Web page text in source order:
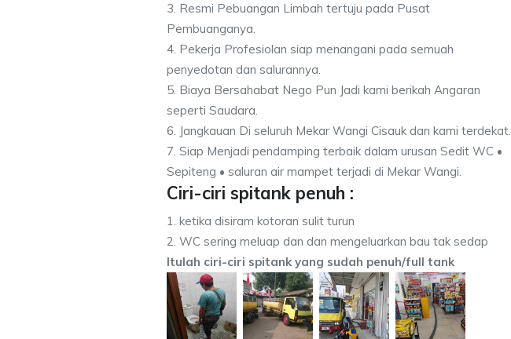
3. Resmi Pebuangan Limbah tertuju pada Pusat
Pembuanganya.
4. Pekerja Profesiolan siap menangani pada semuah
penyedotan dan salurannya.
5. Biaya Bersahabat Nego Pun Jadi kami berikah Angaran
seperti Saudara.
6. Jangkauan Di seluruh Mekar Wangi Cisauk dan kami terdekat.
7. Siap Menjadi pendamping terbaik dalam urusan Sedit WC •
Sepiteng • saluran air mampet terjadi di Mekar Wangi.
Ciri-ciri spitank penuh :
1. ketika disiram kotoran sulit turun
2. WC sering meluap dan dan mengeluarkan bau tak sedap
Itulah ciri-ciri spitank yang sudah penuh/full tank